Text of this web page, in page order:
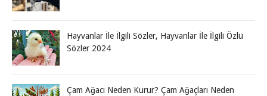
Hayvanlar İle İlgili Sözler, Hayvanlar İle İlgili Özlü
Sözler 2024
Çam Ağacı Neden Kurur? Çam Ağaçları Neden